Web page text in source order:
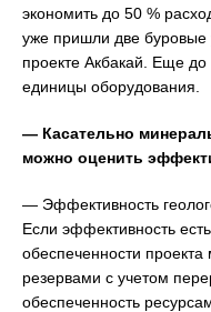
экономить до 50 %
уже пришли две буровые
проекте Акбакай. Еще
единицы оборудования.
— Касательно
можно оценить
— Эффективность
Если эффективность
обеспеченности
резервами с учетом
обеспеченность